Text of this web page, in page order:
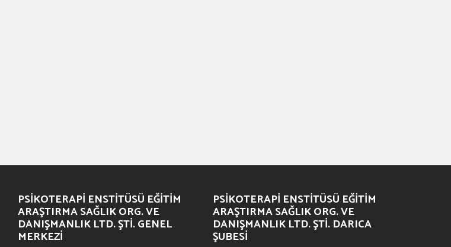
PSIKOTERAPI ENSTITÜSÜ EĞITIM
ARAŞTIRMA SAĞLIK ORG. VE
DANIŞMANLIK LTD. ŞTI. GENEL
MERKEZI
PSIKOTERAPI ENSTITÜSÜ EĞITIM
ARAŞTIRMA SAĞLIK ORG. VE
DANIŞMANLIK LTD. ŞTI. DARICA
ŞUBESI